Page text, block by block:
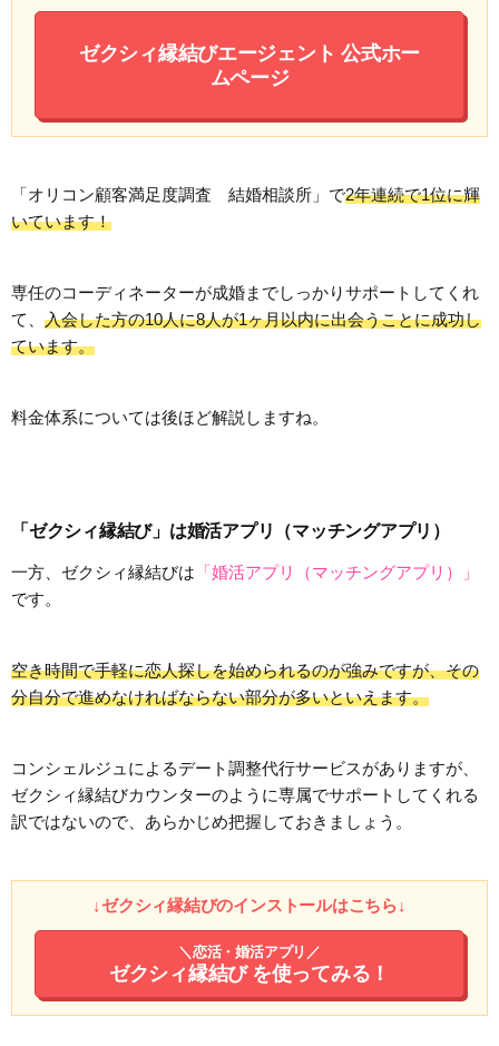
ゼクシィ縁結びエージェント 公式ホー
ムページ
「オリコン顧客満足度調査 結婚相談所」で2年連続で1位に輝
いています！
専任のコーディネーターが成婚までしっかりサポートしてくれ
て、 入会した方の10人に8人が1ヶ月以内に出会うことに成功し
ています。
料金体系については後ほど解説しますね。
「ゼクシィ縁結び」は婚活アプリ（マッチングアプリ）
一方、ゼクシィ縁結びは 「婚活アプリ（マッチングアプリ）」
です。
空き時間で手軽に恋人探しを始められるのが強みですが、その
分自分で進めなければならない部分が多いといえます。
コンシェルジュによるデート調整代行サービスがありますが、
ゼクシィ縁結びカウンターのように専属でサポートしてくれる
訳ではないので、あらかじめ把握しておきましょう。
↓ゼクシィ縁結びのインストールはこちら↓
＼恋活・婚活アプリ／
ゼクシィ縁結び を使ってみる！